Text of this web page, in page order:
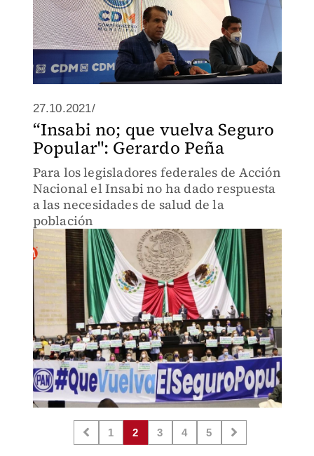
27.10.2021/
“Insabi no; que vuelva Seguro
Popular": Gerardo Peña
Para los legisladores federales de Acción
Nacional el Insabi no ha dado respuesta
a las necesidades de salud de la
población
1 2 3 4 5